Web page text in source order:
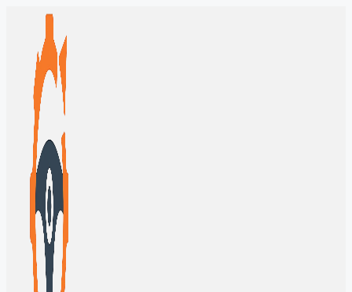
Перейти
содержимому